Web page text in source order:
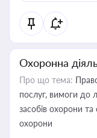
Охоронна
Про що тема:
послуг, вимоги до
засобів охорони та
охорони